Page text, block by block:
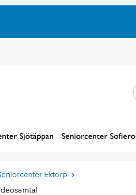
Sjötäppan Seniorcenter Sofiero
Ektorp